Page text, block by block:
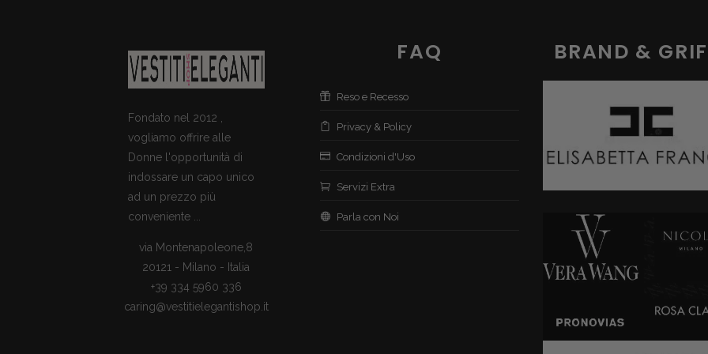
Fondato nel 2012 ,
vogliamo offrire alle
Donne l'opportunità di
indossare un capo unico
ad un prezzo più
conveniente ...
via Montenapoleone,8
20121 - Milano - Italia
+39 334 5960 336
caring@vestitielegantishop.it
FAQ
Reso e Recesso
Privacy & Policy
Condizioni d'Uso
Servizi Extra
Parla con Noi
BRAND &